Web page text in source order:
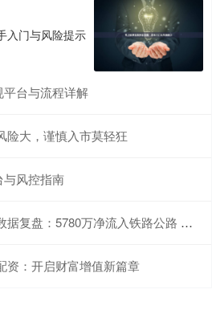
入门与风险提示
台与流程详解
险大，谨慎入市莫轻狂
与风控指南
5780万净流入铁路公路 龙虎榜抢筹中兵红箭
资：开启财富增值新篇章